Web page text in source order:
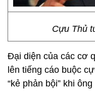
Cựu Thủ
Đại diện của các cơ
lên tiếng cáo buộc
“kẻ phản bội” khi